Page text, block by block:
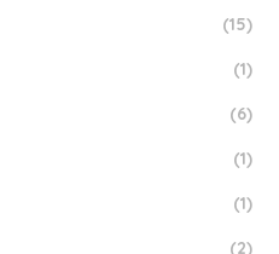
(15)
(1)
(6)
(1)
(1)
(2)